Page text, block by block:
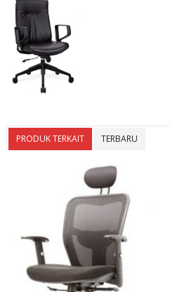
PRODUK TERKAIT TERBARU